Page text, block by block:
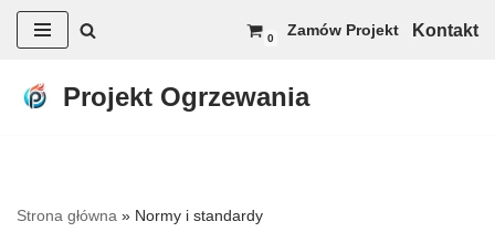
do
0 Zamów Projekt Kontakt
Projekt Ogrzewania
Strona główna » Normy i standardy